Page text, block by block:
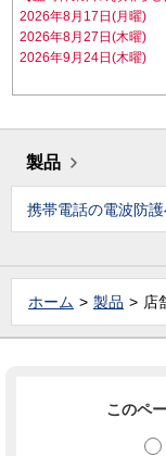
2026年8月17日(月曜)
2026年8月27日(木曜)
2026年9月24日(木曜)
製品
携帯電話の電波防
ホーム 製品 店
このペ